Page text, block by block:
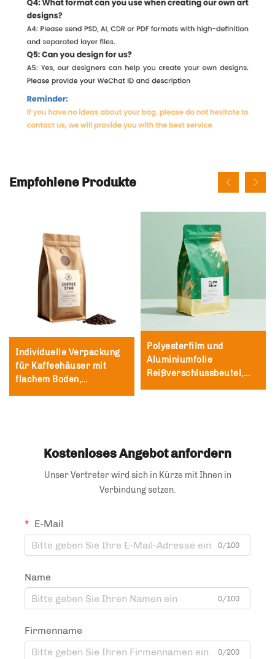
Empfohlene Produkte
Individuelle Verpackung
für Kaffeehäuser mit
flachem Boden,
Polyesterfilm und
Aluminiumfolie
Reißverschlussbeutel,
Kostenloses Angebot anfordern
Unser Vertreter wird sich in Kürze mit Ihnen in
Verbindung setzen.
E-Mail
0/100
Name
0/100
Firmenname
0/200